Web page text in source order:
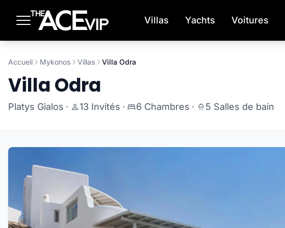
Villas Yachts Voitures
Accueil Mykonos Villas Villa Odra
Villa Odra
Platys Gialos · 13 Invités · 6 Chambres · 5 Salles de bain